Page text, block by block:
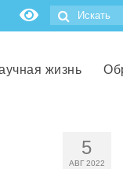
жизнь
5
АВГ 2022